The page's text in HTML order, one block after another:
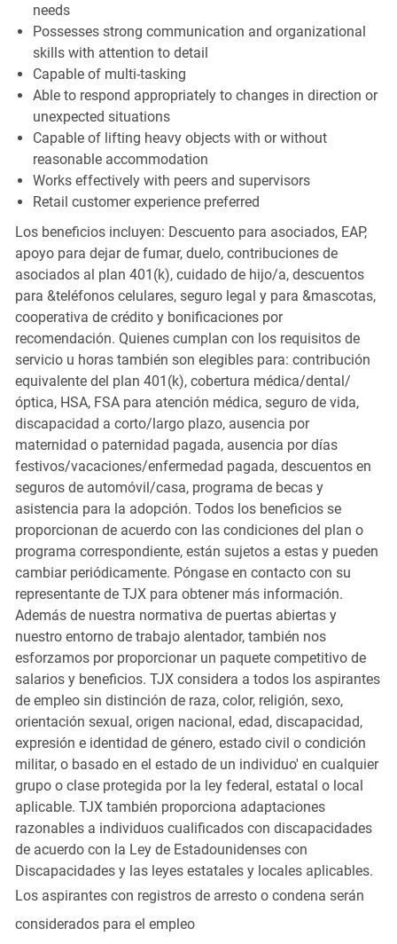
needs
Possesses strong communication and organizational
skills with attention to detail
Capable of multi-tasking
Able to respond appropriately to changes in direction or
unexpected situations
Capable of lifting heavy objects with or without
reasonable accommodation
Works effectively with peers and supervisors
Retail customer experience preferred
Los beneficios incluyen: Descuento para asociados, EAP,
apoyo para dejar de fumar, duelo, contribuciones de
asociados al plan 401(k), cuidado de hijo/a, descuentos
para &teléfonos celulares, seguro legal y para &mascotas,
cooperativa de crédito y bonificaciones por
recomendación. Quienes cumplan con los requisitos de
servicio u horas también son elegibles para: contribución
equivalente del plan 401(k), cobertura médica/dental/
óptica, HSA, FSA para atención médica, seguro de vida,
discapacidad a corto/largo plazo, ausencia por
maternidad o paternidad pagada, ausencia por días
festivos/vacaciones/enfermedad pagada, descuentos en
seguros de automóvil/casa, programa de becas y
asistencia para la adopción. Todos los beneficios se
proporcionan de acuerdo con las condiciones del plan o
programa correspondiente, están sujetos a estas y pueden
cambiar periódicamente. Póngase en contacto con su
representante de TJX para obtener más información.
Además de nuestra normativa de puertas abiertas y
nuestro entorno de trabajo alentador, también nos
esforzamos por proporcionar un paquete competitivo de
salarios y beneficios. TJX considera a todos los aspirantes
de empleo sin distinción de raza, color, religión, sexo,
orientación sexual, origen nacional, edad, discapacidad,
expresión e identidad de género, estado civil o condición
militar, o basado en el estado de un individuo' en cualquier
grupo o clase protegida por la ley federal, estatal o local
aplicable. TJX también proporciona adaptaciones
razonables a individuos cualificados con discapacidades
de acuerdo con la Ley de Estadounidenses con
Discapacidades y las leyes estatales y locales aplicables.
Los aspirantes con registros de arresto o condena serán
considerados para el empleo